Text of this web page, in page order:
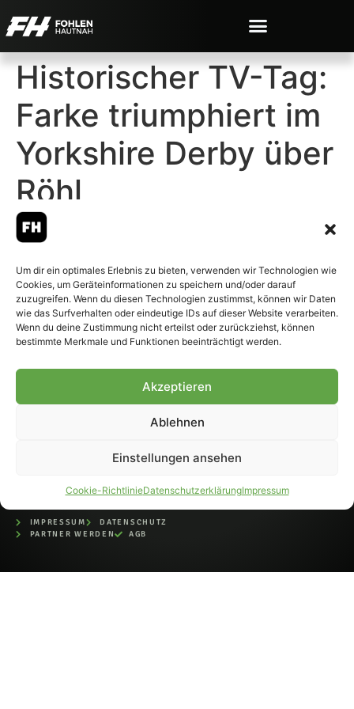
Um dir ein optimales Erlebnis zu bieten, verwenden wir Technologien wie
Cookies, um Geräteinformationen zu speichern und/oder darauf
zuzugreifen. Wenn du diesen Technologien zustimmst, können wir Daten
wie das Surfverhalten oder eindeutige IDs auf dieser Website verarbeiten.
Wenn du deine Zustimmung nicht erteilst oder zurückziehst, können
bestimmte Merkmale und Funktionen beeinträchtigt werden.
Akzeptieren
Ablehnen
Einstellungen ansehen
Cookie-RichtlinieDatenschutzerklärungImpressum
Historischer TV-Tag:
Farke triumphiert im
Yorkshire Derby über
Röhl
© 2007-2026 Fohlen-Hautnah.de
– Alle rechte vorbehalten.
Fohlen-Hautnah.de ist ein
offiziell eingetragenes Magazin
IMPRESSUM
DATENSCHUTZ
PARTNER WERDEN
AGB